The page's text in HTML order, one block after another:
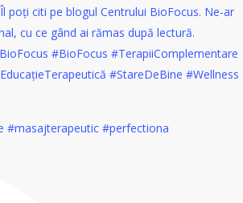
#masajterapeutic #perfectiona